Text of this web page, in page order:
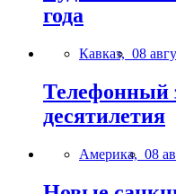
года
Кавказ, 08
Телефонный
десятилетия
Америка, 08